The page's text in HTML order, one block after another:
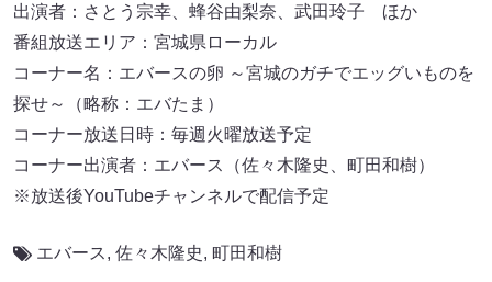
出演者：さとう宗幸、蜂谷由梨奈、武田玲子 ほか
番組放送エリア：宮城県ローカル
コーナー名：エバースの卵 ～宮城のガチでエッグいものを
探せ～（略称：エバたま）
コーナー放送日時：毎週火曜放送予定
コーナー出演者：エバース（佐々木隆史、町田和樹）
※放送後YouTubeチャンネルで配信予定
エバース, 佐々木隆史, 町田和樹